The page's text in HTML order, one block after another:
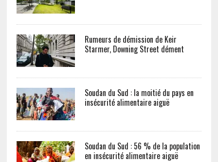
Rumeurs de démission de Keir
Starmer, Downing Street dément
Soudan du Sud : la moitié du pays en
insécurité alimentaire aiguë
Soudan du Sud : 56 % de la population
en insécurité alimentaire aiguë